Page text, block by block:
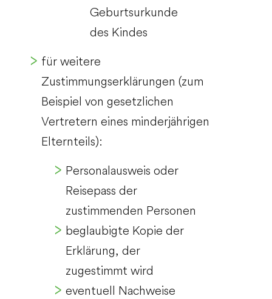
Geburtsurkunde
des Kindes
für weitere
Zustimmungserklärungen (zum
Beispiel von gesetzlichen
Vertretern eines minderjährigen
Elternteils):
Personalausweis oder
Reisepass der
zustimmenden Personen
beglaubigte Kopie der
Erklärung, der
zugestimmt wird
eventuell Nachweise